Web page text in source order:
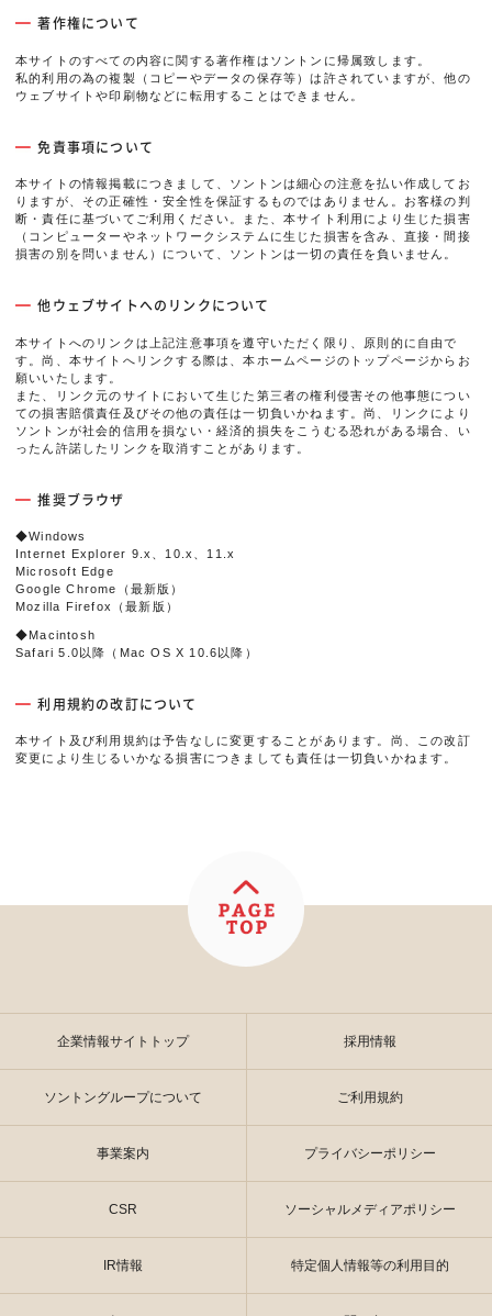
著作権について
本サイトのすべての内容に関する著作権はソントンに帰属致します。
私的利用の為の複製（コピーやデータの保存等）は許されていますが、他の
ウェブサイトや印刷物などに転用することはできません。
免責事項について
本サイトの情報掲載につきまして、ソントンは細心の注意を払い作成してお
りますが、その正確性・安全性を保証するものではありません。お客様の判
断・責任に基づいてご利用ください。また、本サイト利用により生じた損害
（コンピューターやネットワークシステムに生じた損害を含み、直接・間接
損害の別を問いません）について、ソントンは一切の責任を負いません。
他ウェブサイトへのリンクについて
本サイトへのリンクは上記注意事項を遵守いただく限り、原則的に自由で
す。尚、本サイトへリンクする際は、本ホームページのトップページからお
願いいたします。
また、リンク元のサイトにおいて生じた第三者の権利侵害その他事態につい
ての損害賠償責任及びその他の責任は一切負いかねます。尚、リンクにより
ソントンが社会的信用を損ない・経済的損失をこうむる恐れがある場合、い
ったん許諾したリンクを取消すことがあります。
推奨ブラウザ
◆Windows
Internet Explorer 9.x、10.x、11.x
Microsoft Edge
Google Chrome（最新版）
Mozilla Firefox（最新版）
◆Macintosh
Safari 5.0以降（Mac OS X 10.6以降）
利用規約の改訂について
本サイト及び利用規約は予告なしに変更することがあります。尚、この改訂
変更により生じるいかなる損害につきましても責任は一切負いかねます。
企業情報サイトトップ 採用情報
ソントングループについて ご利用規約
事業案内 プライバシーポリシー
CSR ソーシャルメディアポリシー
IR情報 特定個人情報等の利用目的